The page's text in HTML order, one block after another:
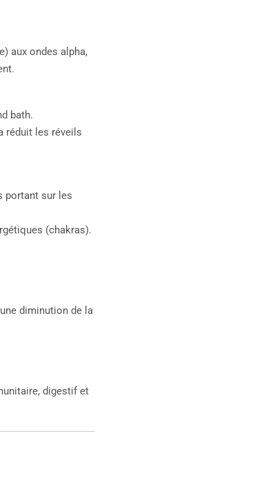
aux ondes alpha,
bath.
réduit les réveils
portant sur les
(chakras).
diminution de la
digestif et